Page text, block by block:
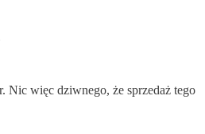
Nic więc dziwnego, że sprzedaż tego